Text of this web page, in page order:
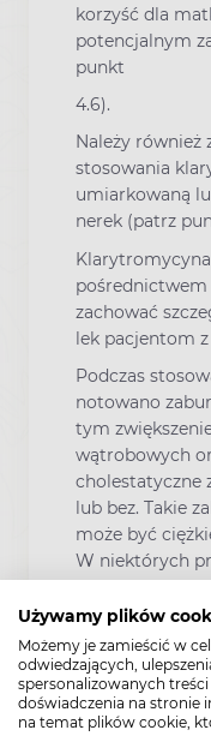
Używamy plików
Możemy je zamieścić w
odwiedzających,
spersonalizowanych
doświadczenia na stronie
na temat plików cookie,
korzyść dla
potencjalnym
punkt
4.6).
Należy również
stosowania
umiarkowaną
nerek (patrz
pośrednictwem
zachować
lek pacjentom
Podczas
notowano
tym
wątrobowych
cholestatyczne
lub bez. Takie
może być
W niektórych
niewydolność
Na ogół było
chorobami
stosowanymi
poinformować
przerwali